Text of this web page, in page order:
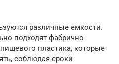
различные емкости.
подходят фабрично
пластика, которые
соблюдая сроки